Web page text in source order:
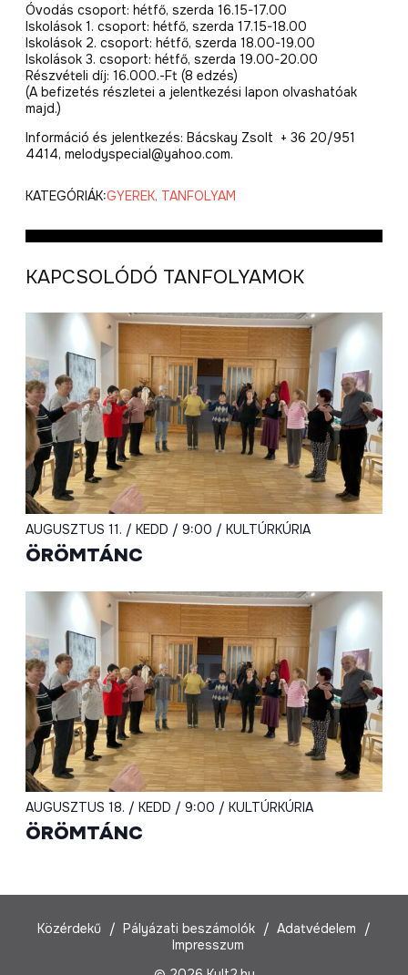
Óvodás csoport: hétfő, szerda 16.15-17.00
Iskolások 1. csoport: hétfő, szerda 17.15-18.00
Iskolások 2. csoport: hétfő, szerda 18.00-19.00
Iskolások 3. csoport: hétfő, szerda 19.00-20.00
Részvételi díj: 16.000.-Ft (8 edzés)
(A befizetés részletei a jelentkezési lapon olvashatóak
majd.)
Információ és jelentkezés: Bácskay Zsolt + 36 20/951
4414, melodyspecial@yahoo.com.
KATEGÓRIÁK:GYEREK, TANFOLYAM
KAPCSOLÓDÓ TANFOLYAMOK
AUGUSZTUS 11. / KEDD / 9:00 / KULTÚRKÚRIA
ÖRÖMTÁNC
AUGUSZTUS 18. / KEDD / 9:00 / KULTÚRKÚRIA
ÖRÖMTÁNC
Közérdekű Pályázati beszámolók
Adatvédelem
Impresszum